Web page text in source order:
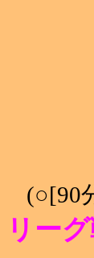
(○[90
リー